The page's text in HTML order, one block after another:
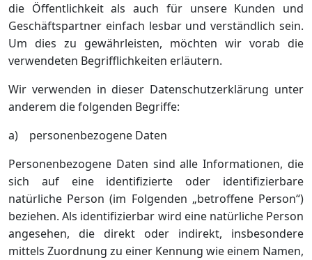
die Öffentlichkeit als auch für unsere Kunden und
Geschäftspartner einfach lesbar und verständlich sein.
Um dies zu gewährleisten, möchten wir vorab die
verwendeten Begrifflichkeiten erläutern.
Wir verwenden in dieser Datenschutzerklärung unter
anderem die folgenden Begriffe:
a) personenbezogene Daten
Personenbezogene Daten sind alle Informationen, die
sich auf eine identifizierte oder identifizierbare
natürliche Person (im Folgenden „betroffene Person“)
beziehen. Als identifizierbar wird eine natürliche Person
angesehen, die direkt oder indirekt, insbesondere
mittels Zuordnung zu einer Kennung wie einem Namen,